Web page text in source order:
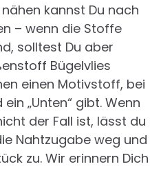
kannst Du nach
– wenn die Stoffe
solltest Du aber
Bügelvlies
einen Motivstoff, bei
„Unten“ gibt. Wenn
der Fall ist, lässt du
Nahtzugabe weg und
zu. Wir erinnern Dich